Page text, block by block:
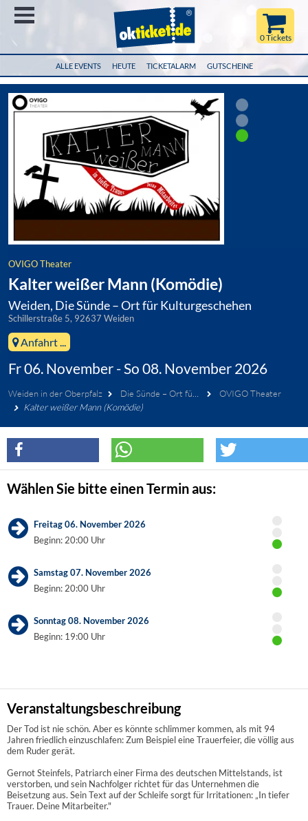
ALLE EVENTS HEUTE TICKETALARM GUTSCHEINE
0 Tickets
OVIGO Theater
Kalter weißer Mann (Komödie)
Weiden, Die Sünde – Ort für Kulturgeschehen
Schillerstraße 5, 92637 Weiden
Anfahrt ...
Fr 06. November - So 08. November 2026
Weiden in der Oberpfalz Die Sünde – Ort für Kulturgeschehen
OVIGO Theater
Kalter weißer Mann (Komödie)
Wählen Sie bitte einen Termin aus:
Freitag 06. November 2026
Beginn: 20:00 Uhr
Samstag 07. November 2026
Beginn: 20:00 Uhr
Sonntag 08. November 2026
Beginn: 19:00 Uhr
Veranstaltungsbeschreibung
Der Tod ist nie schön. Aber es könnte schlimmer kommen, als mit 94
Jahren friedlich einzuschlafen: Zum Beispiel eine Trauerfeier, die völlig aus
dem Ruder gerät.
Gernot Steinfels, Patriarch einer Firma des deutschen Mittelstands, ist
verstorben, und sein Nachfolger richtet für das Unternehmen die
Beisetzung aus. Sein Text auf der Schleife sorgt für Irritationen: „In tiefer
Trauer. Deine Mitarbeiter."